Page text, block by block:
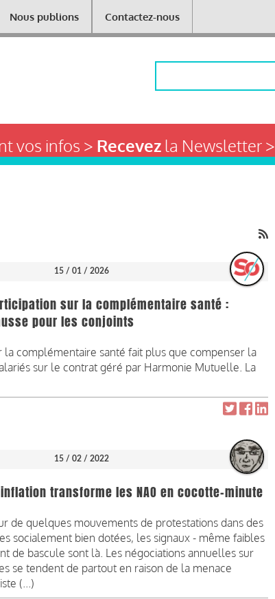
Nous publions Contactez-nous
vos infos > Recevezla Newsletter >
15 / 01 / 2026
sur la complémentaire santé :
pour les conjoints
complémentaire santé fait plus que compenser la
sur le contrat géré par Harmonie Mutuelle. La
15 / 02 / 2022
transforme les NAO en cocotte-minute
de quelques mouvements de protestations dans des
socialement bien dotées, les signaux - même faibles
de bascule sont là. Les négociations annuelles sur
se tendent de partout en raison de la menace
(...)